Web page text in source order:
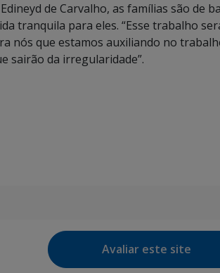
de Carvalho, as famílias são de
tranquila para eles. “Esse trabalho
nós que estamos auxiliando no
sairão da irregularidade”.
Avaliar este site